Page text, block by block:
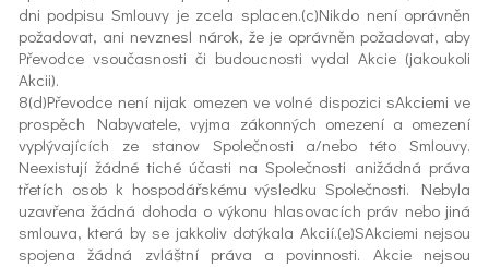
dni podpisu Smlouvy je zcela splacen.(c)Nikdo není oprávněn
požadovat, ani nevznesl nárok, že je oprávněn požadovat, aby
Převodce vsoučasnosti či budoucnosti vydal Akcie (jakoukoli
Akcii).
8(d)Převodce není nijak omezen ve volné dispozici sAkciemi ve
prospěch Nabyvatele, vyjma zákonných omezení a omezení
vyplývajících ze stanov Společnosti a/nebo této Smlouvy.
Neexistují žádné tiché účasti na Společnosti anižádná práva
třetích osob k hospodářskému výsledku Společnosti. Nebyla
uzavřena žádná dohoda o výkonu hlasovacích práv nebo jiná
smlouva, která by se jakkoliv dotýkala Akcií.(e)SAkciemi nejsou
spojena žádná zvláštní práva a povinnosti. Akcie nejsou